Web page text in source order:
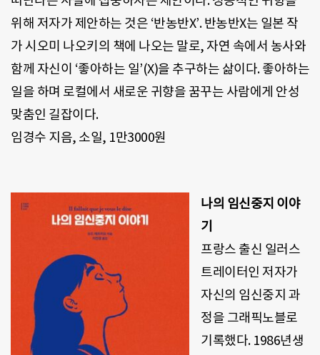
위해 저자가 제안하는 것은 ‘반농반X’.반농반X는 일본 작
가 시오미 나오키의 책에 나오는 말로, 자연 속에서 농사와
함께 자신이 ‘좋아하는 일’(X)을 추구하는 삶이다.좋아하는
일을 하며 로컬에서 새로운 귀향을 꿈꾸는 사람에게 안성
맞춤인 길잡이다.
임경수 지음, 소일, 1만3000원
나의 임신중지 이야
기
프랑스 출신 일러스
트레이터인 저자가
자신의 임신중지 과
정을 그래픽노블로
기록했다. 1986년생